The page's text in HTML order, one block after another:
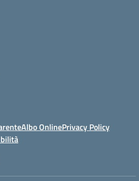
Albo OnlinePrivacy Policy